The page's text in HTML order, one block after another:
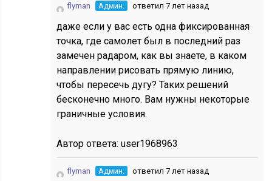
flyman Админ. ответил 7 лет назад
даже если у вас есть одна фиксированная
точка, где самолет был в последний раз
замечен радаром, как вы знаете, в каком
направлении рисовать прямую линию,
чтобы пересечь дугу? Таких решений
бесконечно много. Вам нужны некоторые
граничные условия.
Автор ответа:user1968963
flyman Админ. ответил 7 лет назад